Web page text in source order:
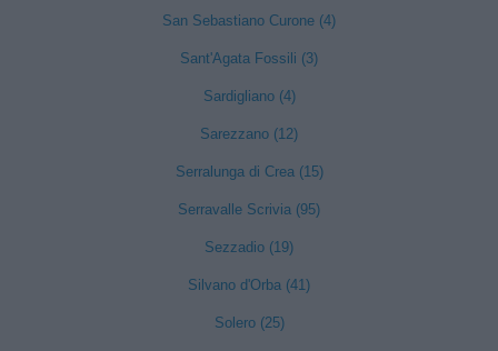
San Sebastiano Curone (4)
Sant'Agata Fossili (3)
Sardigliano (4)
Sarezzano (12)
Serralunga di Crea (15)
Serravalle Scrivia (95)
Sezzadio (19)
Silvano d'Orba (41)
Solero (25)